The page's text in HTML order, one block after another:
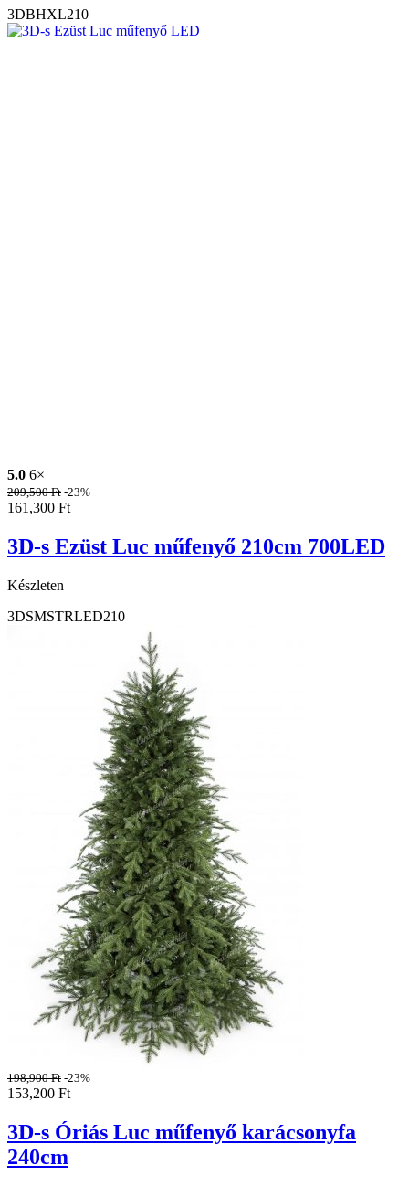
3DBHXL210
5.0 6×
209,500Ft -23%
161,300 Ft
3D-s Ezüst Luc műfenyő 210cm 700LED
Készleten
3DSMSTRLED210
198,900Ft -23%
153,200 Ft
3D-s Óriás Luc műfenyő karácsonyfa
240cm